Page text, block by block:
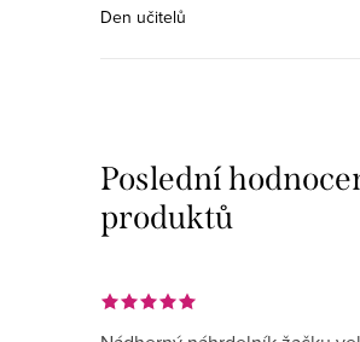
Den učitelů
Poslední
produktů